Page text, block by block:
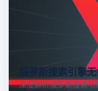
俄罗斯搜索引擎
深度解析俄罗斯搜索